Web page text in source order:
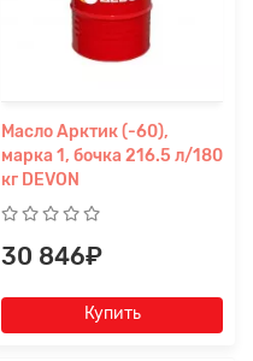
Масло Арктик (-60),
марка 1, бочка 216.5 л/180
кг DEVON
30 846₽
Купить